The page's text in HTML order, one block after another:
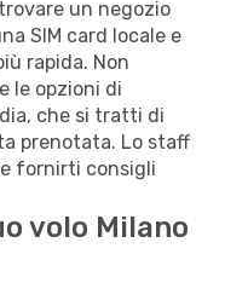
un negozio
SIM card locale e
rapida. Non
le opzioni di
che si tratti di
prenotata. Lo staff
fornirti consigli
volo Milano